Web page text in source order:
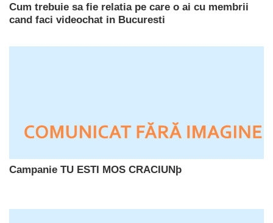
Cum trebuie sa fie relatia pe care o ai cu membrii
cand faci videochat in Bucuresti
Campanie TU ESTI MOS CRACIUNþ